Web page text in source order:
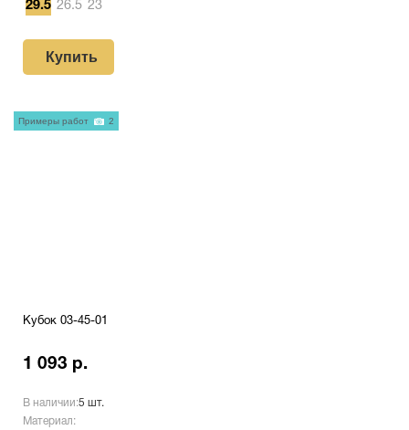
29.5 26.5 23
Купить
Кубок 03-45-01
1 093 р.
В наличии:5 шт.
Материал:
Примеры работ 2